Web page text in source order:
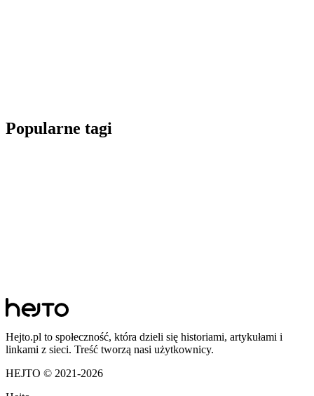
Popularne tagi
Hejto.pl to społeczność, która dzieli się historiami, artykułami i
linkami z sieci. Treść tworzą nasi użytkownicy.
HEJTO © 2021-2026